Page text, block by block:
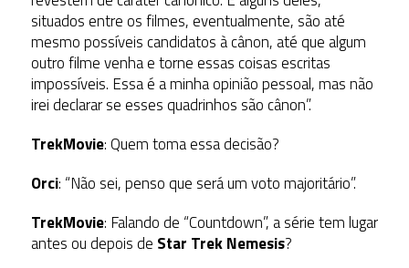
situados entre os filmes, eventualmente, são até
mesmo possíveis candidatos à cânon, até que algum
outro filme venha e torne essas coisas escritas
impossíveis. Essa é a minha opinião pessoal, mas não
irei declarar se esses quadrinhos são cânon”.
TrekMovie: Quem toma essa decisão?
Orci: “Não sei, penso que será um voto majoritário”.
TrekMovie: Falando de “Countdown”, a série tem lugar
antes ou depois de Star Trek Nemesis?